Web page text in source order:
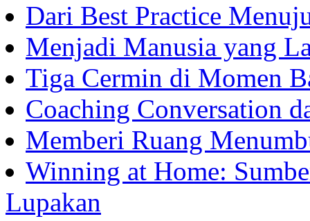
Dari Best Practice
Menjadi Manusia yang
Tiga Cermin di Momen
Coaching Conversation
Memberi Ruang
Winning at Home:
Lupakan